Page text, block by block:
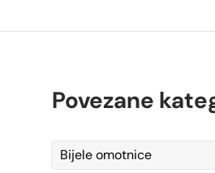
Povezane
Bijele omotnice